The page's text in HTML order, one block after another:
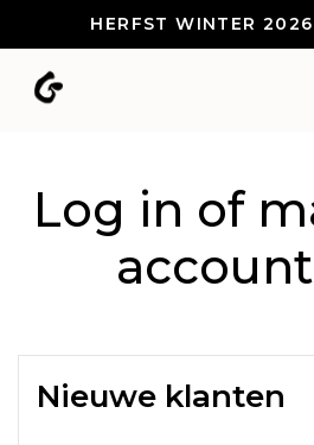
HERFST WINTER
Log in of
Nieuwe klanten